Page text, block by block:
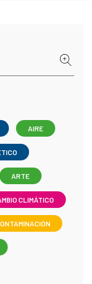
AIRE
ARTE
CLIMÁTICO